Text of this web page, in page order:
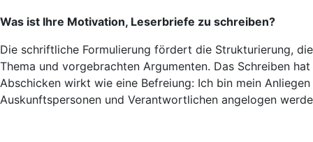
Was ist Ihre Motivation, Leserbriefe zu schreiben?
Die schriftliche Formulierung fördert die Strukturierung,
Thema und vorgebrachten Argumenten. Das Schreiben
Abschicken wirkt wie eine Befreiung: Ich bin mein
Auskunftspersonen und Verantwortlichen angelogen